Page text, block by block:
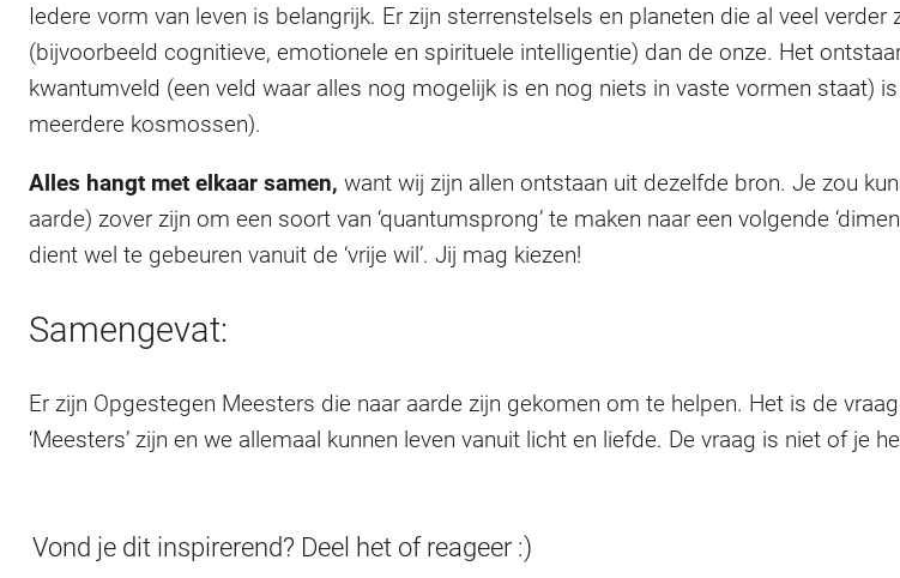
Iedere vorm van leven is belangrijk. Er zijn sterrenstelsels en planeten die al veel
(bijvoorbeeld cognitieve, emotionele en spirituele intelligentie) dan de onze. Het
kwantumveld (een veld waar alles nog mogelijk is en nog niets in vaste vormen staat)
meerdere kosmossen).
Alles hangt met elkaar samen, want wij zijn allen ontstaan uit dezelfde bron. Je zou
aarde) zover zijn om een soort van ‘quantumsprong’ te maken naar een volgende
dient wel te gebeuren vanuit de ‘vrije wil’. Jij mag kiezen!
Samengevat:
Er zijn Opgestegen Meesters die naar aarde zijn gekomen om te helpen. Het is de
‘Meesters’ zijn en we allemaal kunnen leven vanuit licht en liefde. De vraag is niet of je
Vond je dit inspirerend? Deel het of reageer :)